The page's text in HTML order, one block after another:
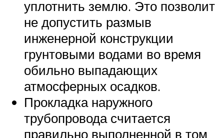
уплотнить землю. Это позволит
не допустить размыв
инженерной конструкции
грунтовыми водами во время
обильно выпадающих
атмосферных осадков.
Прокладка наружного
трубопровода считается
правильно выполненной в том